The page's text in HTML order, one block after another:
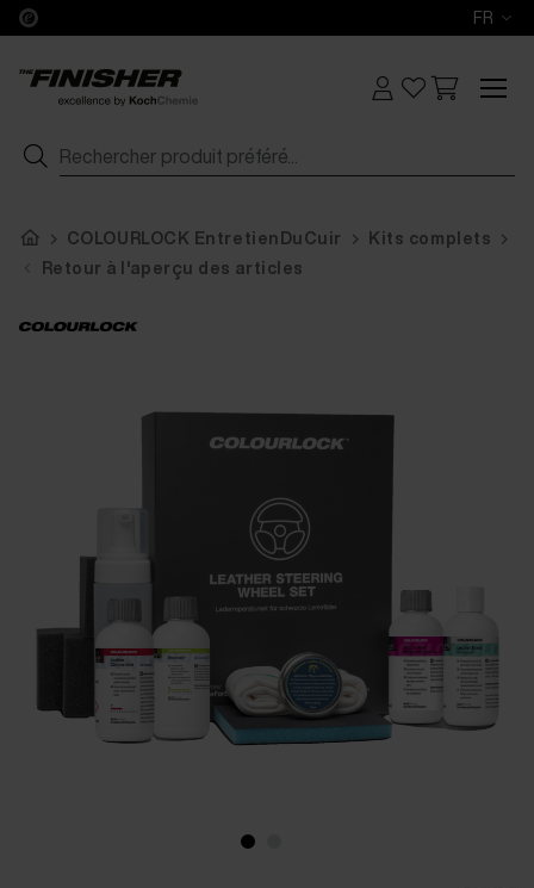
FR
COLOURLOCK EntretienDuCuir Kits complets
Retour à l'aperçu des articles